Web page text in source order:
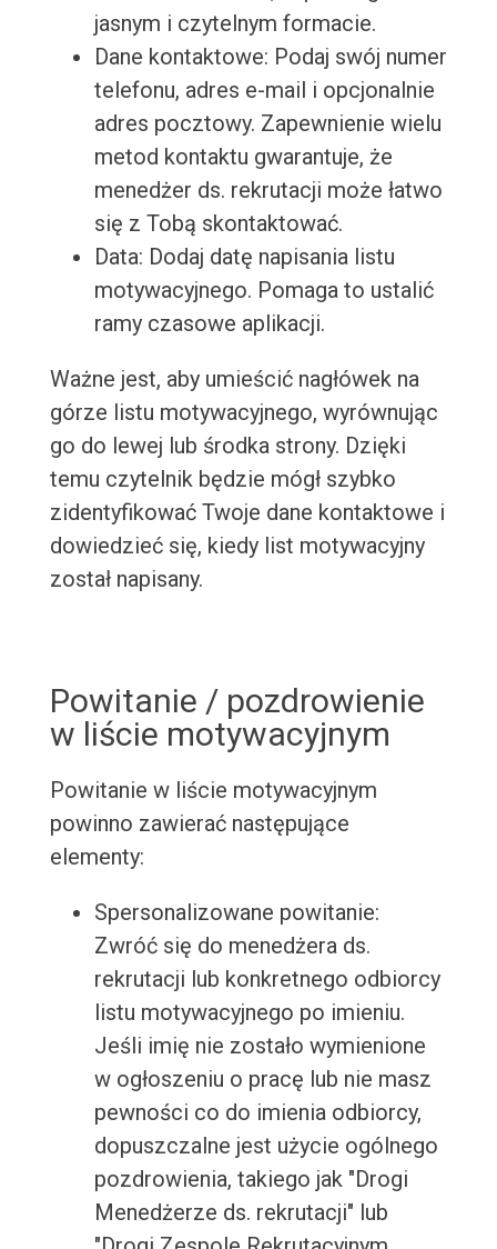
jasnym i czytelnym formacie.
Dane kontaktowe: Podaj swój numer
telefonu, adres e-mail i opcjonalnie
adres pocztowy. Zapewnienie wielu
metod kontaktu gwarantuje, że
menedżer ds. rekrutacji może łatwo
się z Tobą skontaktować.
Data: Dodaj datę napisania listu
motywacyjnego. Pomaga to ustalić
ramy czasowe aplikacji.
Ważne jest, aby umieścić nagłówek na
górze listu motywacyjnego, wyrównując
go do lewej lub środka strony. Dzięki
temu czytelnik będzie mógł szybko
zidentyfikować Twoje dane kontaktowe i
dowiedzieć się, kiedy list motywacyjny
został napisany.
Powitanie / pozdrowienie
w liście motywacyjnym
Powitanie w liście motywacyjnym
powinno zawierać następujące
elementy:
Spersonalizowane powitanie:
Zwróć się do menedżera ds.
rekrutacji lub konkretnego odbiorcy
listu motywacyjnego po imieniu.
Jeśli imię nie zostało wymienione
w ogłoszeniu o pracę lub nie masz
pewności co do imienia odbiorcy,
dopuszczalne jest użycie ogólnego
pozdrowienia, takiego jak "Drogi
Menedżerze ds. rekrutacji" lub